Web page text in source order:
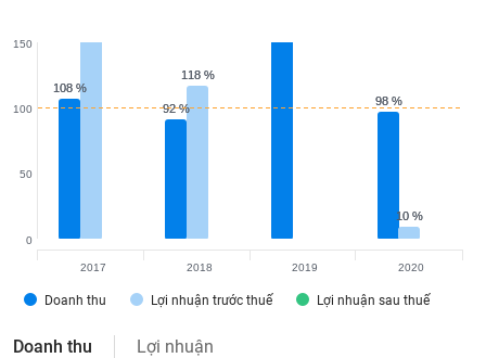
108 %
108 %
92 %
92 %
98 %
98 %
118 %
118 %
10 %
10 %
Doanh thu Lợi nhuận trước thuế Lợi nhuận sau thuế
0
50
100
150
2017 2018 2019 2020
Doanh thu Lợi nhuận
VỤ
TRUYỀN
TIỆN